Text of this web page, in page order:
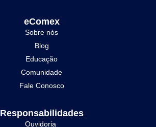
eComex
Sobre nós
Blog
Educação
Comunidade
Fale Conosco
Responsabilidades
Ouvidoria